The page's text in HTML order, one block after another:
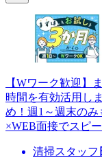
【Wワーク歓迎】
時間を有効活用し
め！週1～週末の
×WEB面接でスピ
清掃スタッフ